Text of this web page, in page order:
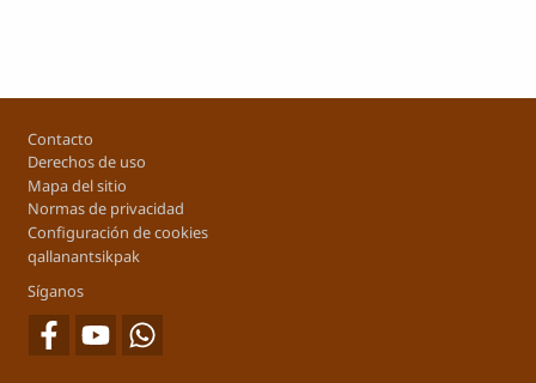
Footer
Contacto
Derechos de uso
Mapa del sitio
Normas de privacidad
Configuración de cookies
qallanantsikpak
Síganos